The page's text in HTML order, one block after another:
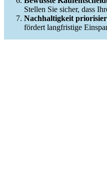
Stellen Sie sicher, dass
Nachhaltigkeit
fördert langfristige